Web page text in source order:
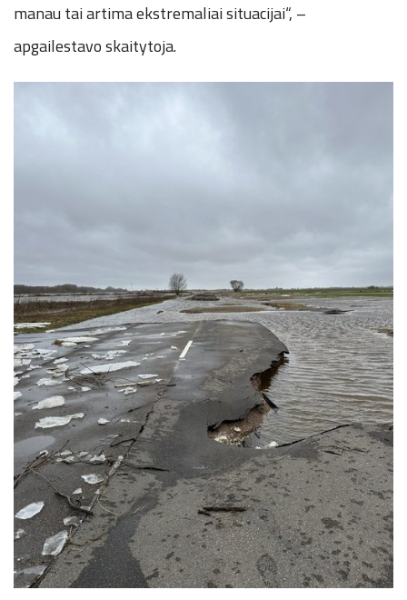
manau tai artima ekstremaliai situacijai“, –
apgailestavo skaitytoja.